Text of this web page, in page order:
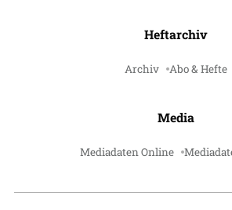
Heftarchiv
Archiv Abo & Hefte
Media
Mediadaten Online